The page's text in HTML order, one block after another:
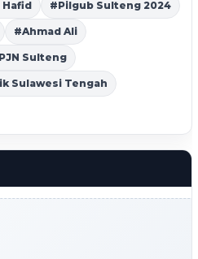
Hafid #Pilgub Sulteng 2024
#Ahmad Ali
Sulteng
Sulawesi Tengah